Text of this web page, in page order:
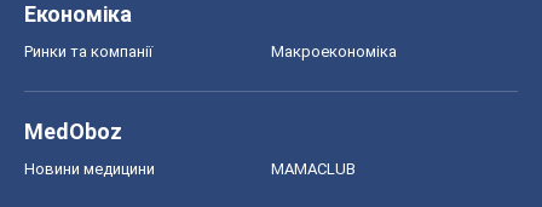
Економіка
Ринки та компанії Макроекономіка
MedOboz
Новини медицини MAMACLUB